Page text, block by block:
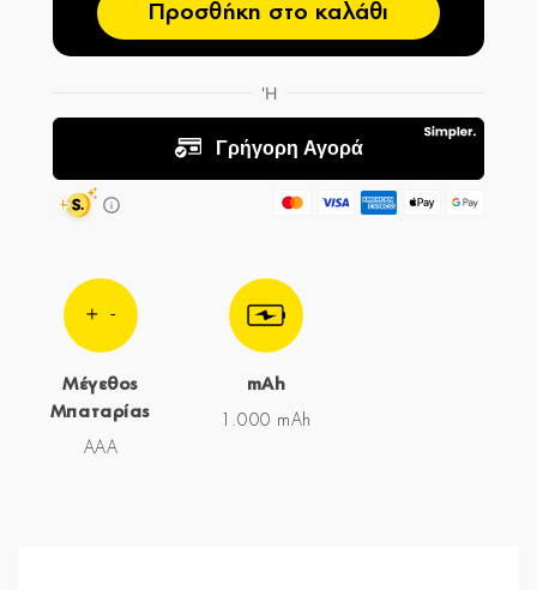
Προσθήκη στο καλάθι
Μέγεθος
Μπαταρίας
AAA
mAh
1.000 mAh